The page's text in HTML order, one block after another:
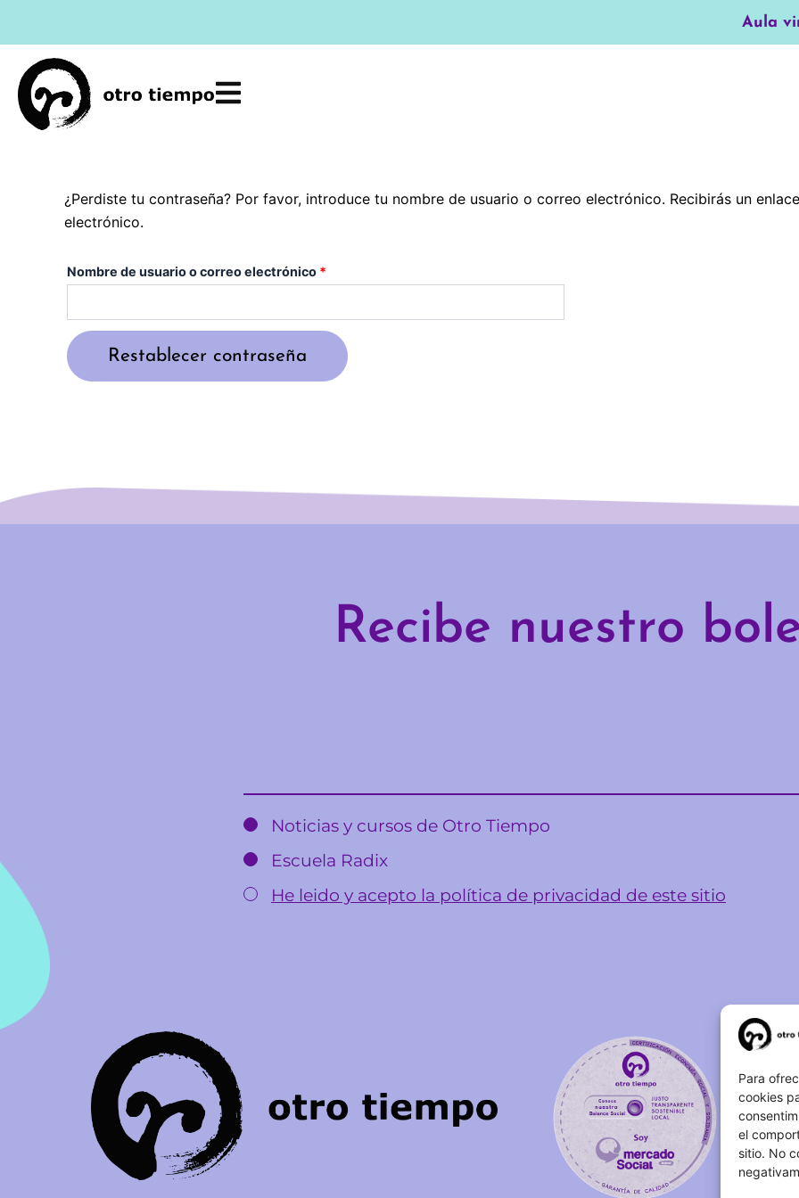
Para
cookies
el
sitio. No
contenido
Aula
¿Perdiste tu contraseña? Por favor, introduce tu nombre de usuario o correo electrónico. Recibirás un
electrónico.
Nombre de usuario o correo electrónico *
Restablecer contraseña
Recibe nuestro
Noticias y cursos de Otro Tiempo
Escuela Radix
He leido y acepto la política de privacidad de este sitio